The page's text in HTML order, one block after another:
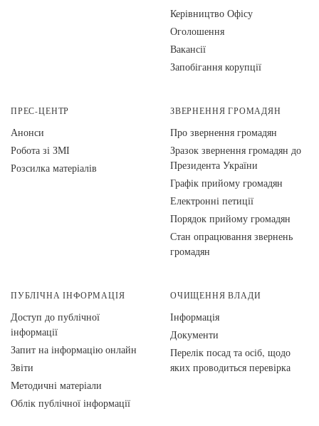
Керівництво Офісу
Оголошення
Вакансії
Запобігання корупції
ПРЕС-ЦЕНТР
Анонси
Робота зі ЗМІ
Розсилка матеріалів
ЗВЕРНЕННЯ ГРОМАДЯН
Про звернення громадян
Зразок звернення громадян до
Президента України
Графік прийому громадян
Електронні петиції
Порядок прийому громадян
Стан опрацювання звернень
громадян
ПУБЛІЧНА ІНФОРМАЦІЯ
Доступ до публічної
інформації
Запит на інформацію онлайн
Звіти
Методичні матеріали
Облік публічної інформації
ОЧИЩЕННЯ ВЛАДИ
Інформація
Документи
Перелік посад та осіб, щодо
яких проводиться перевірка